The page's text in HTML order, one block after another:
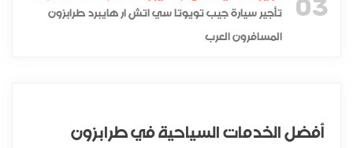
03
تأجير سيارة جيب تويوتا سي اتش ار هايبرد طرابزون
المسافرون العرب
أفضل الخدمات السياحية في طرابزون